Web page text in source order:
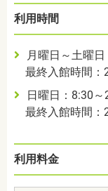
利用時間
月曜日～土曜
最終入館時間：
日曜日：8:30～
最終入館時間：
利用料金